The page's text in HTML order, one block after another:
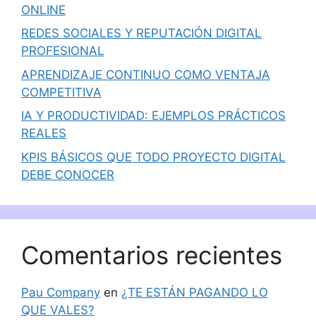
ONLINE
REDES SOCIALES Y REPUTACIÓN DIGITAL
PROFESIONAL
APRENDIZAJE CONTINUO COMO VENTAJA
COMPETITIVA
IA Y PRODUCTIVIDAD: EJEMPLOS PRÁCTICOS
REALES
KPIS BÁSICOS QUE TODO PROYECTO DIGITAL
DEBE CONOCER
Comentarios recientes
Pau Company en ¿TE ESTÁN PAGANDO LO
QUE VALES?